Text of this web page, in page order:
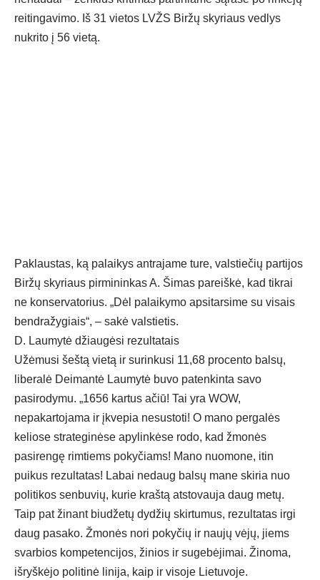
reitingavimo. Iš 31 vietos LVŽS Biržų skyriaus vedlys
nukrito į 56 vietą.
Paklaustas, ką palaikys antrajame ture, valstiečių partijos
Biržų skyriaus pirmininkas A. Šimas pareiškė, kad tikrai
ne konservatorius. „Dėl palaikymo apsitarsime su visais
bendražygiais“, – sakė valstietis.
D. Laumytė džiaugėsi rezultatais
Užėmusi šeštą vietą ir surinkusi 11,68 procento balsų,
liberalė Deimantė Laumytė buvo patenkinta savo
pasirodymu. „1656 kartus ačiū! Tai yra WOW,
nepakartojama ir įkvepia nesustoti! O mano pergalės
keliose strateginėse apylinkėse rodo, kad žmonės
pasirengę rimtiems pokyčiams! Mano nuomone, itin
puikus rezultatas! Labai nedaug balsų mane skiria nuo
politikos senbuvių, kurie kraštą atstovauja daug metų.
Taip pat žinant biudžetų dydžių skirtumus, rezultatas irgi
daug pasako. Žmonės nori pokyčių ir naujų vėjų, jiems
svarbios kompetencijos, žinios ir sugebėjimai. Žinoma,
išryškėjo politinė linija, kaip ir visoje Lietuvoje.